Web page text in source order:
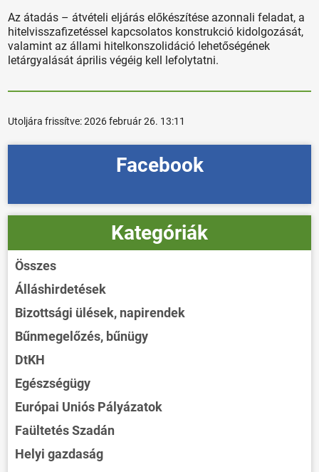
Az átadás – átvételi eljárás előkészítése azonnali feladat, a
hitelvisszafizetéssel kapcsolatos konstrukció kidolgozását,
valamint az állami hitelkonszolidáció lehetőségének
letárgyalását április végéig kell lefolytatni.
Utoljára frissítve:2026 február 26. 13:11
Facebook
Kategóriák
Összes
Álláshirdetések
Bizottsági ülések, napirendek
Bűnmegelőzés, bűnügy
DtKH
Egészségügy
Európai Uniós Pályázatok
Faültetés Szadán
Helyi gazdaság